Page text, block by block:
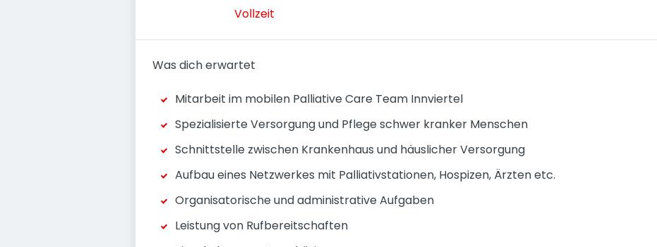
Vollzeit
Was dich erwartet
Mitarbeit im mobilen Palliative Care Team Innviertel
Spezialisierte Versorgung und Pflege schwer kranker Menschen
Schnittstelle zwischen Krankenhaus und häuslicher Versorgung
Aufbau eines Netzwerkes mit Palliativstationen, Hospizen, Ärzten etc.
Organisatorische und administrative Aufgaben
Leistung von Rufbereitschaften